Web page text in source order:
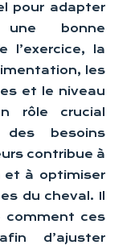
pour adapter
bonne
l’exercice, la
les
et le niveau
rôle crucial
besoins
contribue à
et à optimiser
du cheval. Il
comment ces
d’ajuster